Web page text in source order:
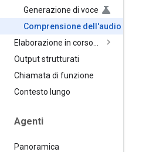
Generazione di voce
Comprensione dell'audio
Elaborazione in corso…
Output strutturati
Chiamata di funzione
Contesto lungo
Agenti
Panoramica